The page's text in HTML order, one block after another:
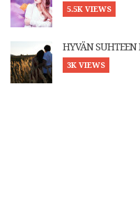
5.5K VIEWS
HYVÄN SUHTEEN
3K VIEWS